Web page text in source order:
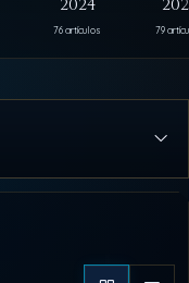
2024
76 artículos 79